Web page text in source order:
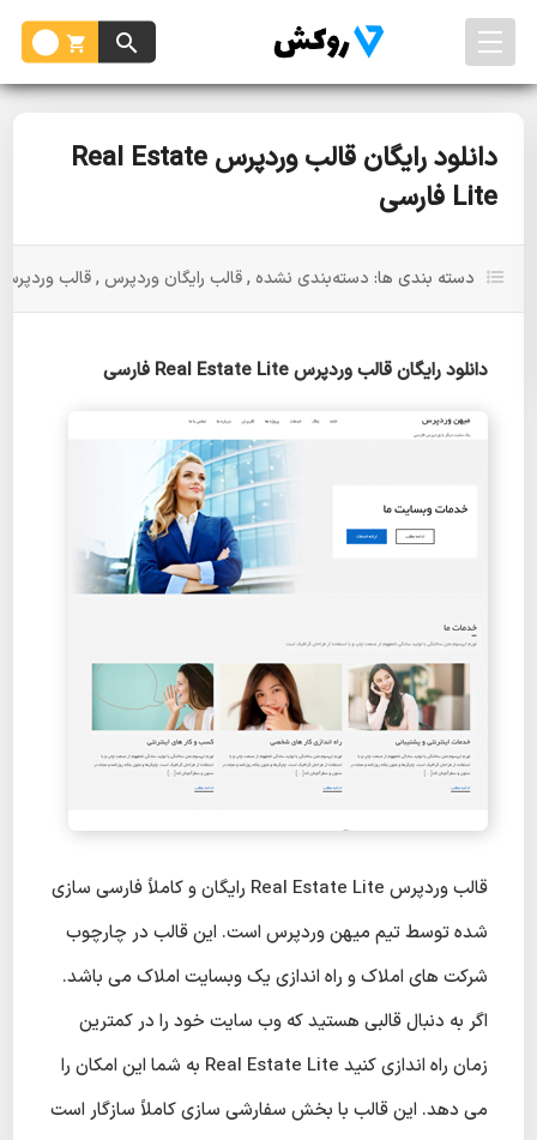
دانلود رایگان قالب وردپرس Real Estate
Lite فارسی
دسته بندی ها: دسته‌بندی نشده ,قالب رایگان وردپرس ,قالب
دانلود رایگان قالب وردپرس Real Estate Lite فارسی
قالب وردپرس Real Estate Lite رایگان و کاملاً فارسی سازی
شده توسط تیم میهن وردپرس است. این قالب در چارچوب
شرکت های املاک و راه اندازی یک وبسایت املاک می باشد.
اگر به دنبال قالبی هستید که وب سایت خود را در کمترین
زمان راه اندازی کنید Real Estate Lite به شما این امکان را
می دهد. این قالب با بخش سفارشی سازی کاملاً سازگار است